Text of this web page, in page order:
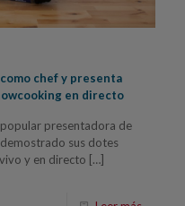
chef y presenta
en directo
presentadora de
sus dotes
y en directo […]